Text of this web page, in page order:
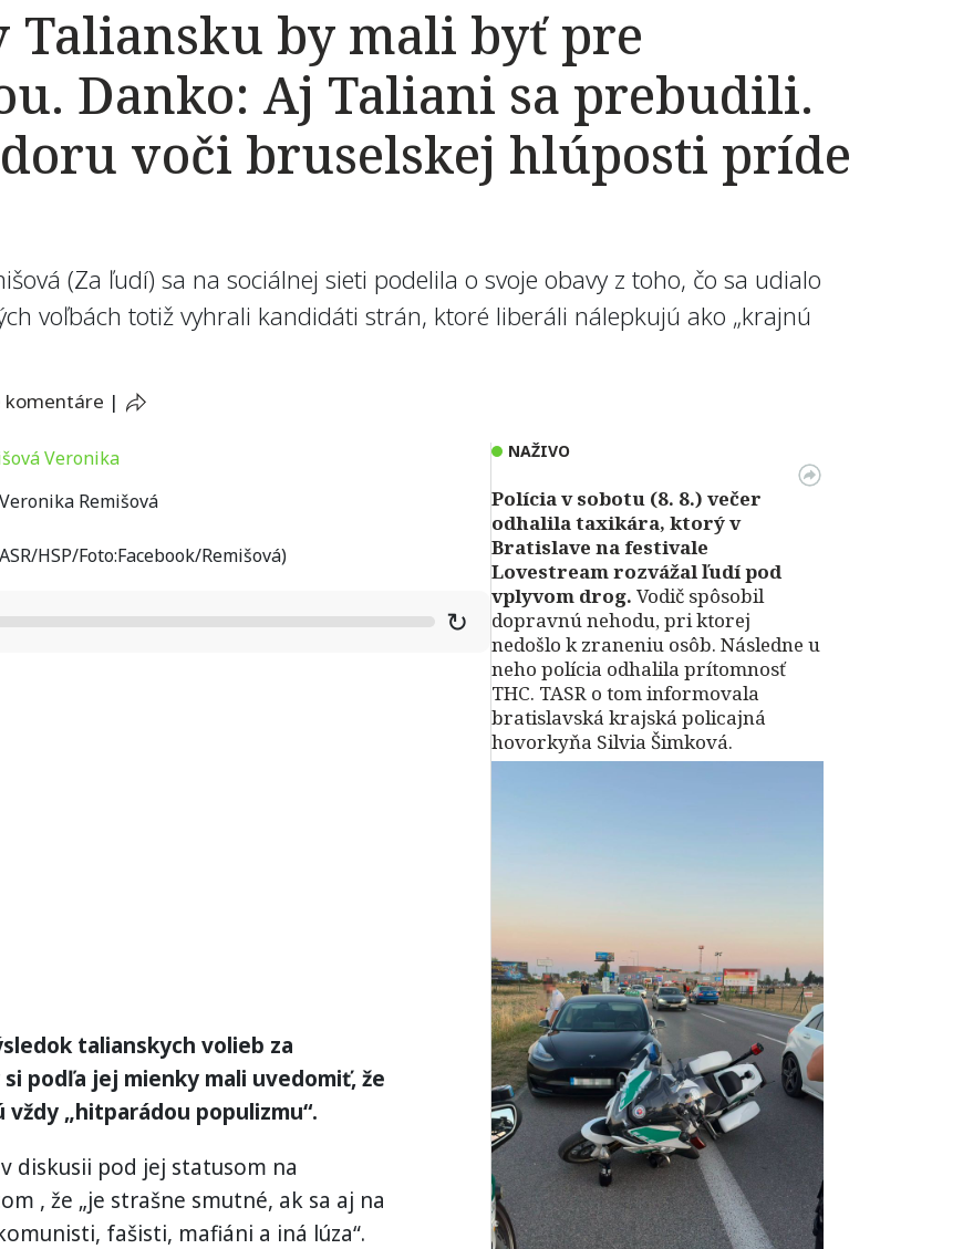
Taliansku by mali byť pre
Danko: Aj Taliani sa prebudili.
voči bruselskej hlúposti príde
(Za ľudí) sa na sociálnej sieti podelila o svoje obavy z toho, čo sa udialo
voľbách totiž vyhrali kandidáti strán, ktoré liberáli nálepkujú ako „krajnú
komentáre |
Remišová
HSP/Foto:Facebook/Remišová)
↻
talianskych volieb za
podľa jej mienky mali uvedomiť, že
„hitparádou populizmu“.
diskusii pod jej statusom na
, že „je strašne smutné, ak sa aj na
fašisti, mafiáni a iná lúza“.
NAŽIVO
Polícia v sobotu (8. 8.) večer
odhalila taxikára, ktorý v
Bratislave na festivale
Lovestream rozvážal ľudí pod
vplyvom drog. Vodič spôsobil
dopravnú nehodu, pri ktorej
nedošlo k zraneniu osôb. Následne u
neho polícia odhalila prítomnosť
THC. TASR o tom informovala
bratislavská krajská policajná
hovorkyňa Silvia Šimková.